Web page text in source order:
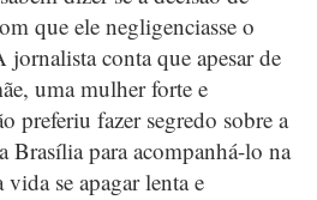
que ele negligenciasse o
conta que apesar de
uma mulher forte e
preferiu fazer segredo sobre a
Brasília para acompanhá-lo na
se apagar lenta e